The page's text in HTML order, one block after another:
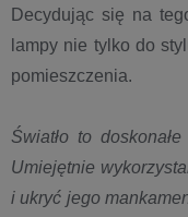
Decydując się na
lampy nie tylko do
pomieszczenia.
Światło to
Umiejętnie
i ukryć jego